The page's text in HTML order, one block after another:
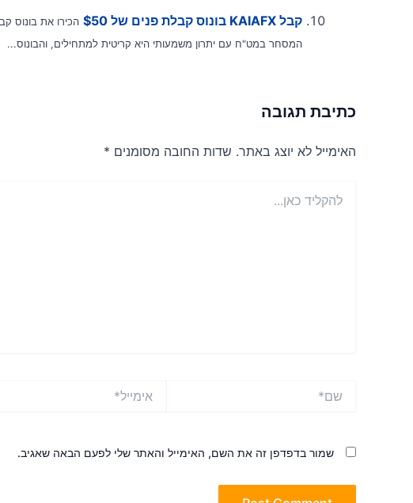
קבל KAIAFX בונוס קבלת פנים של $50
המסחר במט"ח עם יתרון משמעותי היא קריטית למתחילים, והבונוס...
כתיבת תגובה
האימייל לא יוצג באתר. שדות החובה מסומנים *
כאן...
שמור בדפדפן זה את השם, האימייל והאתר שלי לפעם הבאה שאגיב.